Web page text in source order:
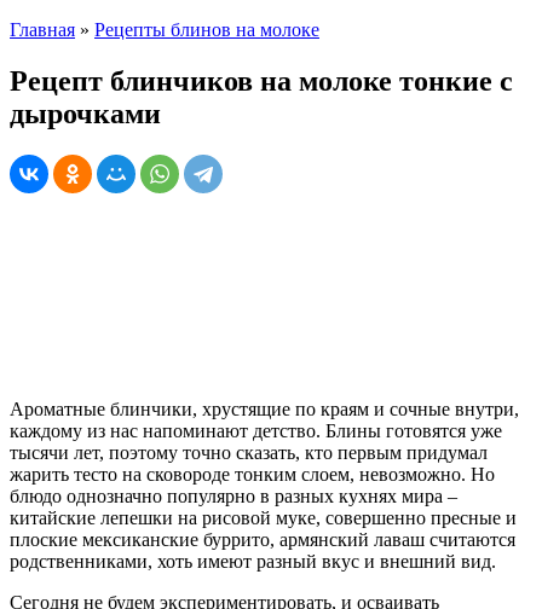
Главная » Рецепты блинов на молоке
Рецепт блинчиков на молоке тонкие с
дырочками
Ароматные блинчики, хрустящие по краям и сочные внутри,
каждому из нас напоминают детство. Блины готовятся уже
тысячи лет, поэтому точно сказать, кто первым придумал
жарить тесто на сковороде тонким слоем, невозможно. Но
блюдо однозначно популярно в разных кухнях мира –
китайские лепешки на рисовой муке, совершенно пресные и
плоские мексиканские буррито, армянский лаваш считаются
родственниками, хоть имеют разный вкус и внешний вид.
Сегодня не будем экспериментировать, и осваивать